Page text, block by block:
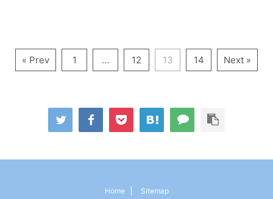
« Prev 1 … 12 13 14 Next »
Home Sitemap